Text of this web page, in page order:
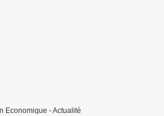
Economique - Actualité